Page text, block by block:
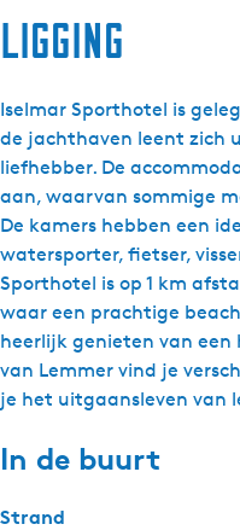
Ligging
Iselmar Sporthotel is
de jachthaven leent zich
liefhebber. De
aan, waarvan sommige
De kamers hebben een
watersporter, fietser,
Sporthotel is op 1 km
waar een prachtige
heerlijk genieten van
van Lemmer vind je
je het uitgaansleven van
In de buurt
Strand